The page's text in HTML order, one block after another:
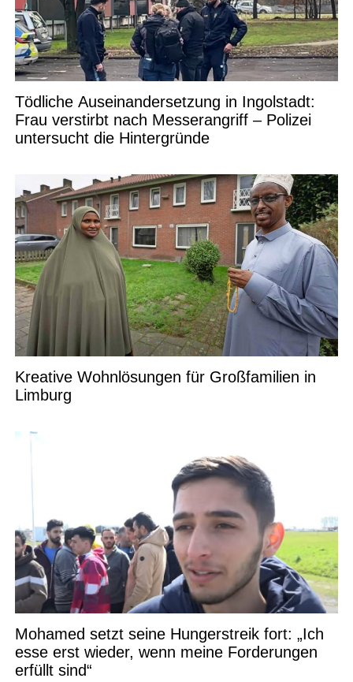
Tödliche Auseinandersetzung in Ingolstadt:
Frau verstirbt nach Messerangriff – Polizei
untersucht die Hintergründe
Kreative Wohnlösungen für Großfamilien in
Limburg
Mohamed setzt seine Hungerstreik fort: „Ich
esse erst wieder, wenn meine Forderungen
erfüllt sind“